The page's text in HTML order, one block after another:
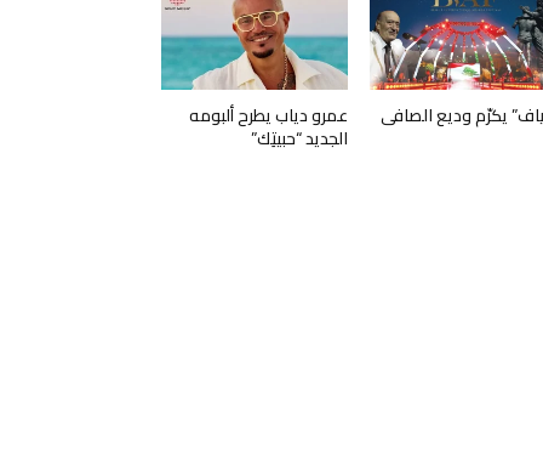
يكرّم وديع الصافي عمرو دياب يطرح ألبومه
الجديد “حبيتِك”